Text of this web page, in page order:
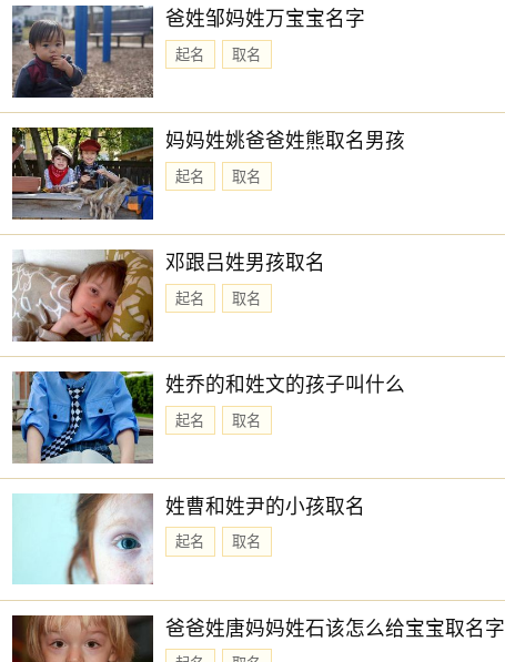
爸姓邹妈姓万宝宝名字
起名 取名
妈妈姓姚爸爸姓熊取名男孩
起名 取名
邓跟吕姓男孩取名
起名 取名
姓乔的和姓文的孩子叫什么
起名 取名
姓曹和姓尹的小孩取名
起名 取名
爸爸姓唐妈妈姓石该怎么给宝宝取名字